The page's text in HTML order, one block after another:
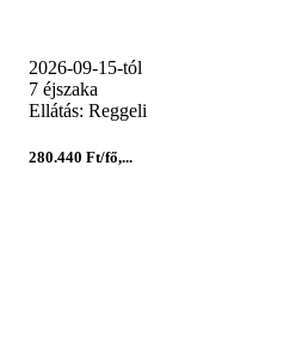
2026-09-15-tól
7 éjszaka
Ellátás: Reggeli
280.440 Ft/fő,...